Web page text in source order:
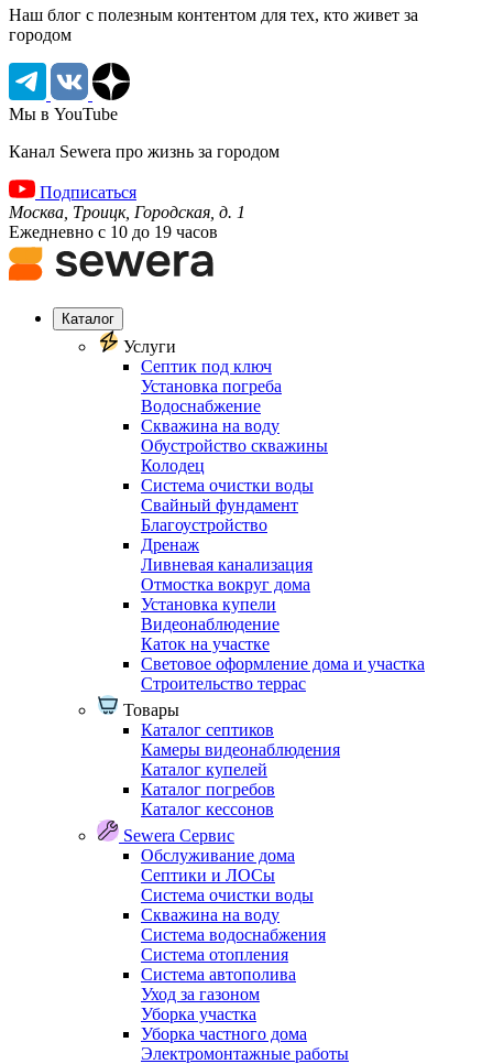
Наш блог c полезным контентом для тех, кто живет за
городом
Мы в YouTube
Канал Sewera про жизнь за городом
Подписаться
Москва, Троицк, Городская, д. 1
Ежедневно с 10 до 19 часов
Каталог
Услуги
Септик под ключ
Установка погреба
Водоснабжение
Скважина на воду
Обустройство скважины
Колодец
Система очистки воды
Свайный фундамент
Благоустройство
Дренаж
Ливневая канализация
Отмостка вокруг дома
Установка купели
Видеонаблюдение
Каток на участке
Световое оформление дома и участка
Строительство террас
Товары
Каталог септиков
Камеры видеонаблюдения
Каталог купелей
Каталог погребов
Каталог кессонов
Sewera Сервис
Обслуживание дома
Септики и ЛОСы
Система очистки воды
Скважина на воду
Система водоснабжения
Система отопления
Система автополива
Уход за газоном
Уборка участка
Уборка частного дома
Электромонтажные работы